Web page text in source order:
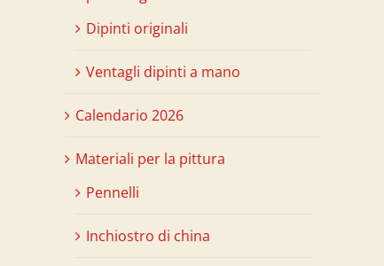
Dipinti originali
Ventagli dipinti a mano
Calendario 2026
Materiali per la pittura
Pennelli
Inchiostro di china